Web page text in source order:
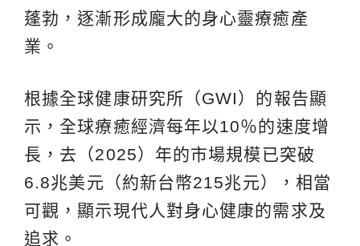
蓬勃，逐漸形成龐大的身心靈療癒產
業。
根據全球健康研究所（GWI）的報告顯
示，全球療癒經濟每年以10％的速度增
長，去（2025）年的市場規模已突破
6.8兆美元（約新台幣215兆元），相當
可觀，顯示現代人對身心健康的需求及
追求。